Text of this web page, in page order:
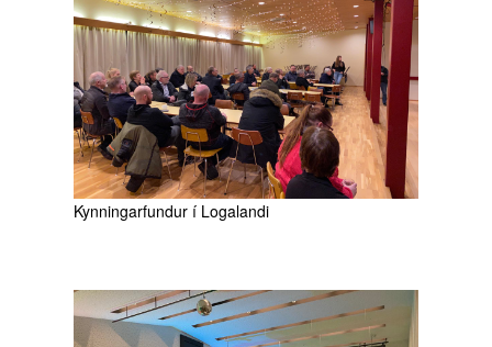
Kynningarfundur í Logalandi